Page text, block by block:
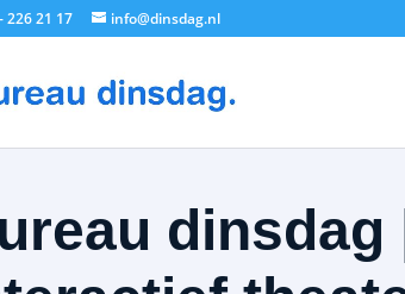
226 21 17 info@dinsdag.nl
dinsdag